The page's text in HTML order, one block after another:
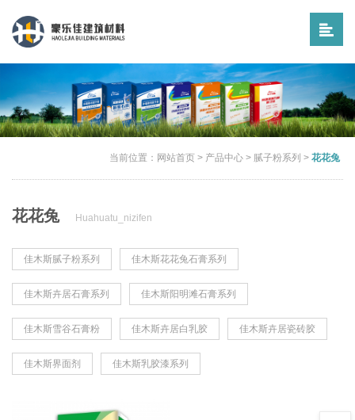
当前位置： 网站首页 > 产品中心 > 腻子粉系列 > 花花兔
花花兔 Huahuatu_nizifen
佳木斯腻子粉系列 佳木斯花花兔石膏系列
佳木斯卉居石膏系列 佳木斯阳明滩石膏系列
佳木斯雪谷石膏粉 佳木斯卉居白乳胶 佳木斯卉居瓷砖胶
佳木斯界面剂 佳木斯乳胶漆系列